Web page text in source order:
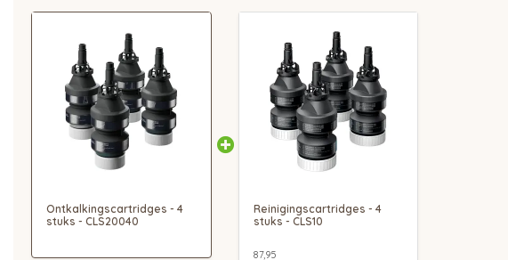
Ontkalkingscartridges - 4
stuks - CLS20040
Reinigingscartridges - 4
stuks - CLS10
87,95